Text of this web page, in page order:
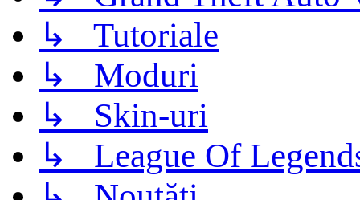
↳ Tutoriale
↳ Moduri
↳ Skin-uri
↳ League Of